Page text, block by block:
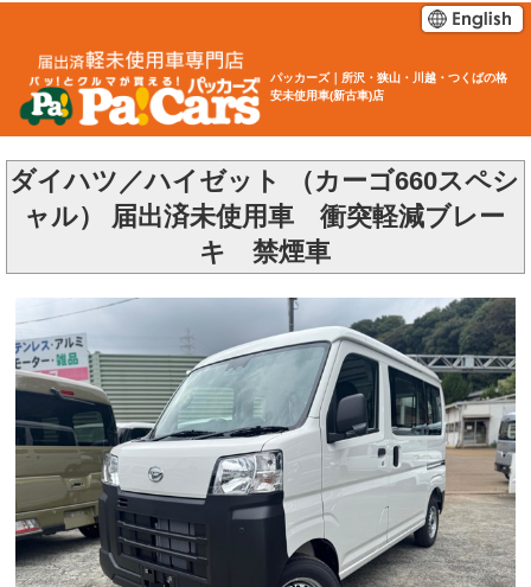
パッカーズ｜所沢・狭山・川越・つくばの格
安未使用車(新古車)店
ダイハツ／ハイゼット （カーゴ660スペシ
ャル） 届出済未使用車 衝突軽減ブレー
キ 禁煙車